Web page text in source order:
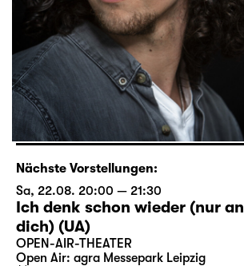
Nächste Vorstellungen:
Sa, 22.08. 20:00 — 21:30
Ich denk schon wieder (nur an
dich) (UA)
OPEN-AIR-THEATER
Open Air: agra Messepark Leipzig